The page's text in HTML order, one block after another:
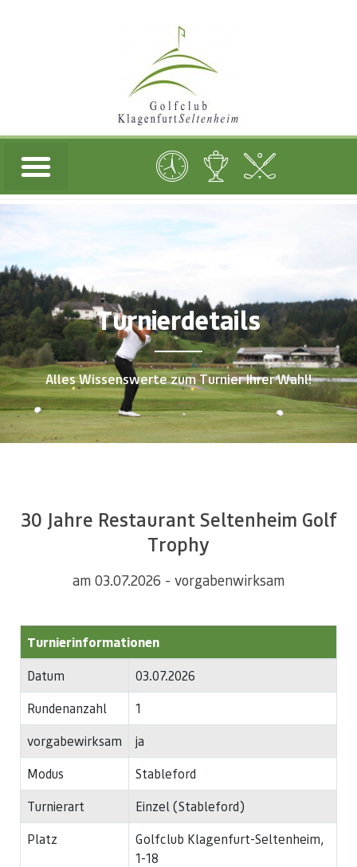
Turnierdetails
Alles Wissenswerte zum Turnier Ihrer Wahl!
30 Jahre Restaurant Seltenheim Golf
Trophy
am 03.07.2026 - vorgabenwirksam
Turnierinformationen
Datum
03.07.2026
Rundenanzahl
1
vorgabewirksam
ja
Modus
Stableford
Turnierart
Einzel (Stableford)
Platz
Golfclub Klagenfurt-Seltenheim,
1-18